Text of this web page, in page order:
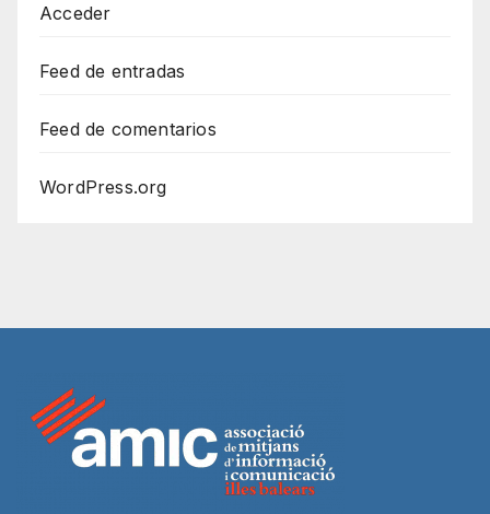
Acceder
Feed de entradas
Feed de comentarios
WordPress.org